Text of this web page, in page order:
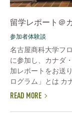
留学レポート＠
参加者体験談
名古屋商科大学フ
に参加し、カナダ
加レポートをお送
ログラム」とは カ
READ MORE